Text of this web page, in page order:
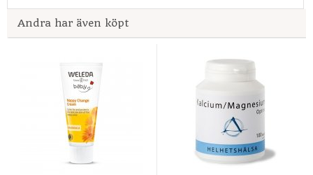
Andra har även köpt